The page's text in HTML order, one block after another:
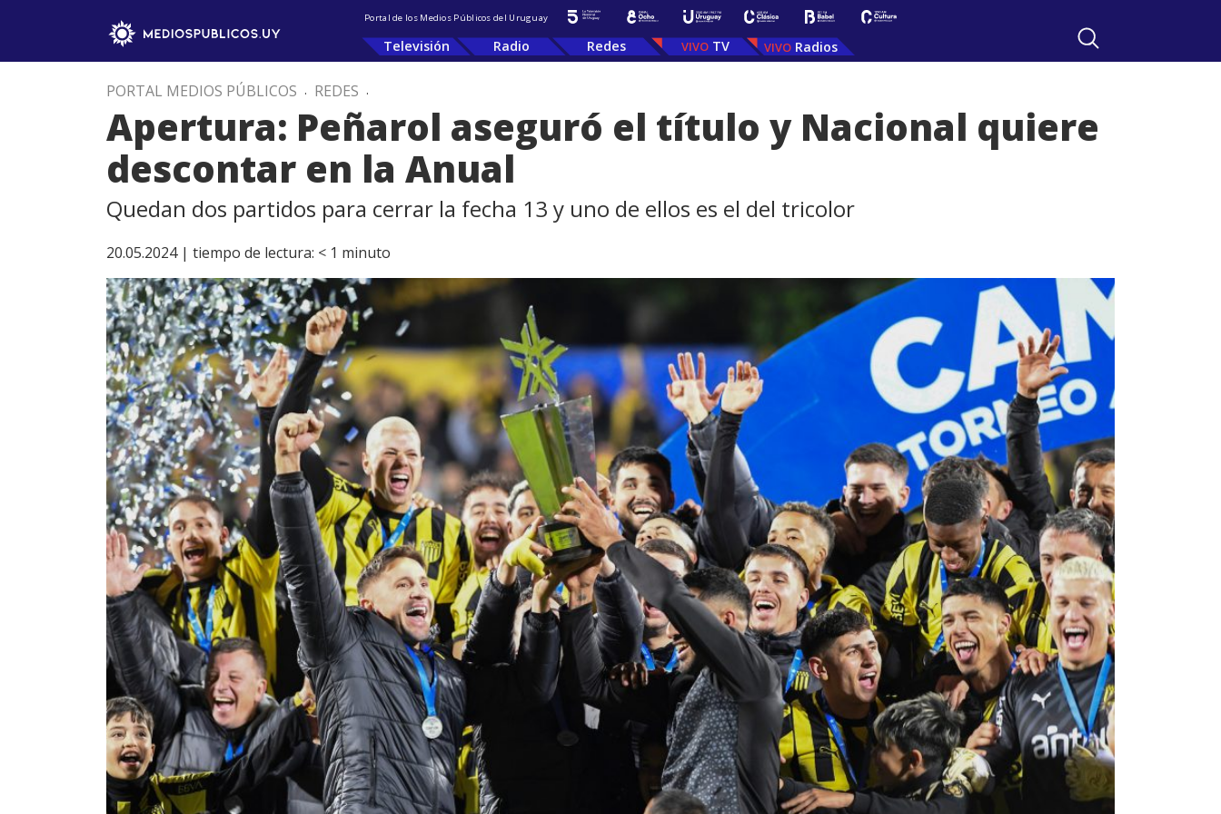
Portal de los Medios Públicos del Uruguay
Televisión Radio Redes TV Radios
PORTAL MEDIOS PÚBLICOS . REDES .
Apertura: Peñarol aseguró el título y Nacional quiere
descontar en la Anual
Quedan dos partidos para cerrar la fecha 13 y uno de ellos es el del tricolor
20.05.2024 | tiempo de lectura: < 1 minuto